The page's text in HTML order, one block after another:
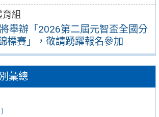
育組
舉辦「2026第二屆元智盃全國分
標賽」，敬請踴躍報名參加
彙總